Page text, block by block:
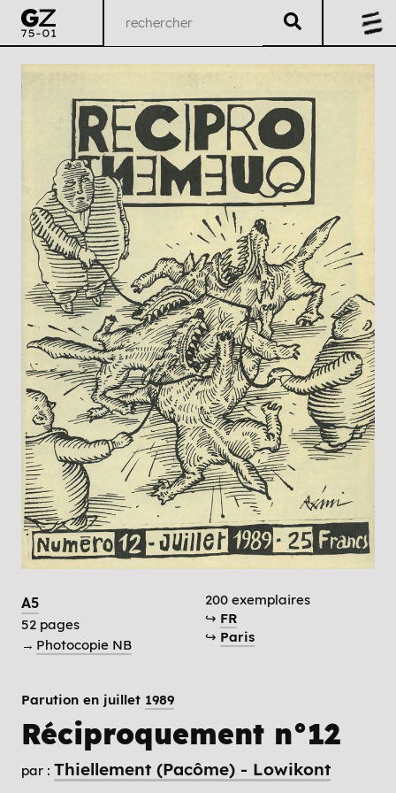
A5
52 pages
→ Photocopie NB
200 exemplaires
↪ FR
↪ Paris
Parution en juillet 1989
Réciproquement n°12
par : Thiellement (Pacôme) - Lowikont